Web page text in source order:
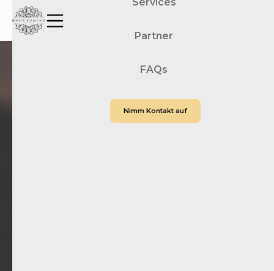
Partner
FAQs
Nimm Kontakt auf